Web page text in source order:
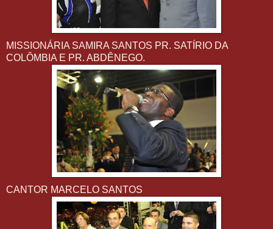
MISSIONÁRIA SAMIRA SANTOS PR. SATÍRIO DA
COLÔMBIA E PR. ABDÊNEGO.
CANTOR MARCELO SANTOS